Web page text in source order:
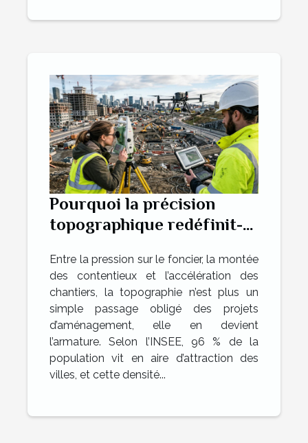
Pourquoi la précision
topographique redéfinit-
d’aménagement ?
Entre la pression sur le foncier, la montée
des contentieux et l’accélération des
chantiers, la topographie n’est plus un
simple passage obligé des projets
d’aménagement, elle en devient
l’armature. Selon l’INSEE, 96 % de la
population vit en aire d’attraction des
villes, et cette densité...